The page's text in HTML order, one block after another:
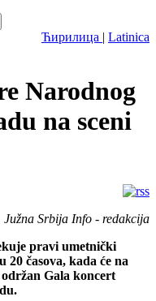
Ћирилица | Latinica
Narodnog
na sceni
Srbija Info - redakcija
pravi umetnički
časova, kada će na
Gala koncert